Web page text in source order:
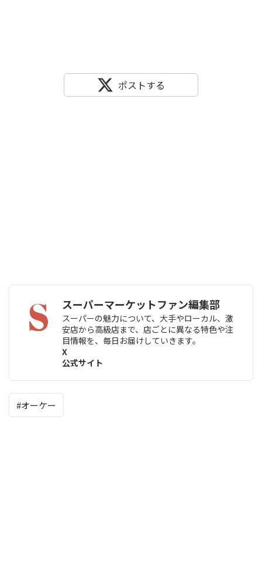
ポストする
スーパーマーケットファン編集部
スーパーの魅力について、大手やローカル、激
安店から高級店まで、店ごとに異なる特色や注
目情報を、毎日お届けしていきます。
X
公式サイト
オーケー